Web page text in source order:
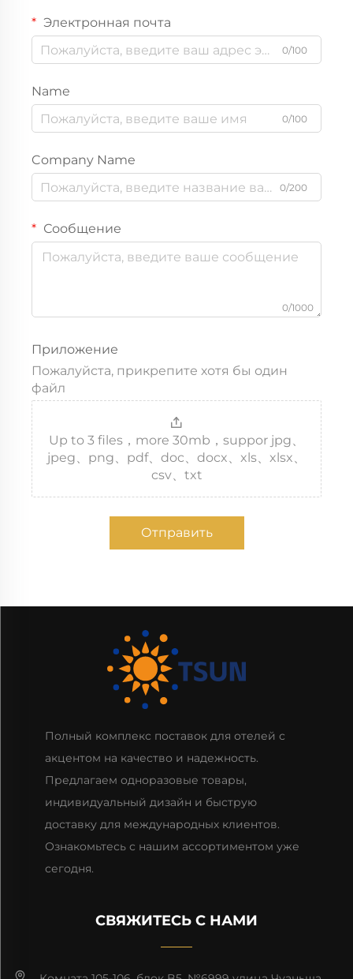
Электронная почта
0/100
Name
0/100
Company Name
0/200
Сообщение
0/1000
Приложение
Пожалуйста, прикрепите хотя бы один
файл
Up to 3 files，more 30mb，suppor jpg、
jpeg、png、pdf、doc、docx、xls、xlsx、
csv、txt
Отправить
Полный комплекс поставок для отелей с
акцентом на качество и надежность.
Предлагаем одноразовые товары,
индивидуальный дизайн и быструю
доставку для международных клиентов.
Ознакомьтесь с нашим ассортиментом уже
сегодня.
СВЯЖИТЕСЬ С НАМИ